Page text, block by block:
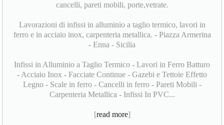
cancelli, pareti mobili, porte,vetrate.
Lavorazioni di infissi in alluminio a taglio termico, lavori in
ferro e in acciaio inox, carpenteria metallica. - Piazza Armerina
- Enna - Sicilia
Infissi in Alluminio a Taglio Termico - Lavori in Ferro Batturo
- Acciaio Inox - Facciate Continue - Gazebi e Tettoie Effetto
Legno - Scale in ferro - Cancelli in ferro - Pareti Mobili -
Carpenteria Metallica - Infissi In PVC...
[read more]